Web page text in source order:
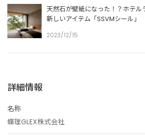
天然石が壁紙になった！？ホテル
新しいアイテム「SSVMシール」
2023/12/15
詳細情報
名称
蝶理GLEX株式会社